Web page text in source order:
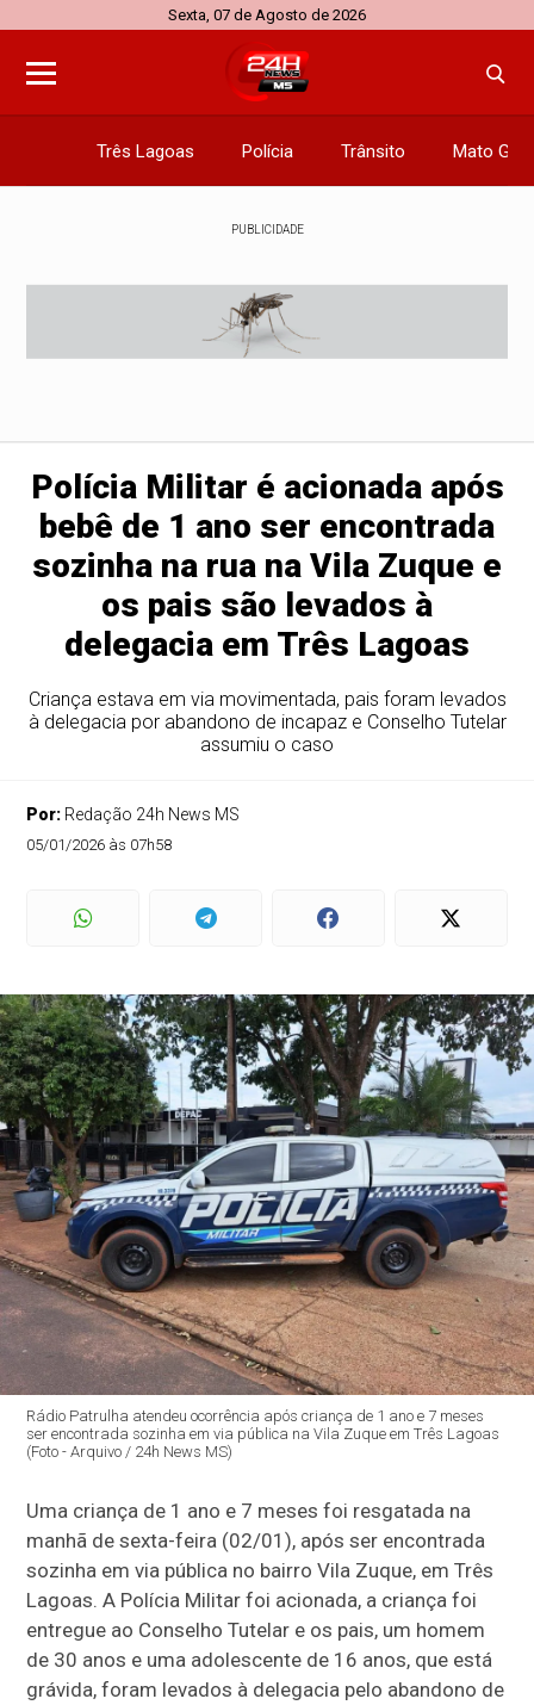
Sexta, 07 de Agosto de 2026
Três Lagoas Polícia Trânsito Mato
PUBLICIDADE
Polícia Militar é acionada após
bebê de 1 ano ser encontrada
sozinha na rua na Vila Zuque e
os pais são levados à
delegacia em Três Lagoas
Criança estava em via movimentada, pais foram levados
à delegacia por abandono de incapaz e Conselho Tutelar
assumiu o caso
Por: Redação 24h News MS
05/01/2026 às 07h58
Rádio Patrulha atendeu ocorrência após criança de 1 ano e 7 meses
ser encontrada sozinha em via pública na Vila Zuque em Três Lagoas
(Foto - Arquivo / 24h News MS)
Uma criança de 1 ano e 7 meses foi resgatada na
manhã de sexta-feira (02/01), após ser encontrada
sozinha em via pública no bairro Vila Zuque, em Três
Lagoas. A Polícia Militar foi acionada, a criança foi
entregue ao Conselho Tutelar e os pais, um homem
de 30 anos e uma adolescente de 16 anos, que está
grávida, foram levados à delegacia pelo abandono de